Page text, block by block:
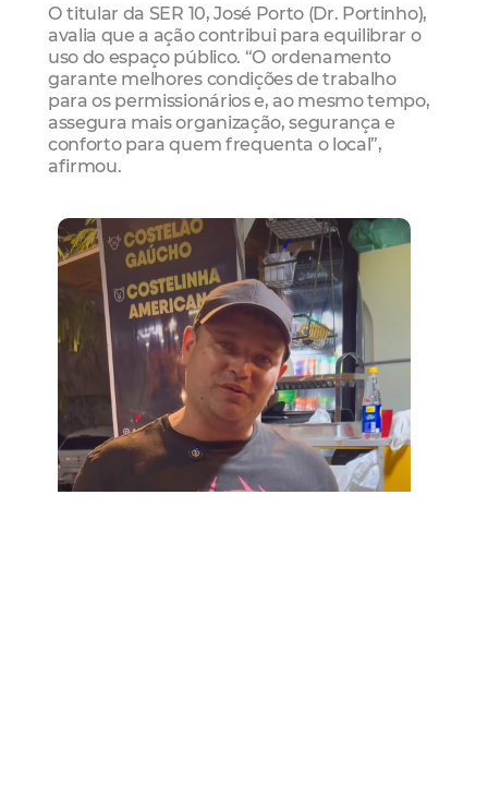
O titular da SER 10, José Porto (Dr. Portinho),
avalia que a ação contribui para equilibrar o
uso do espaço público. “O ordenamento
garante melhores condições de trabalho
para os permissionários e, ao mesmo tempo,
assegura mais organização, segurança e
conforto para quem frequenta o local”,
afirmou.